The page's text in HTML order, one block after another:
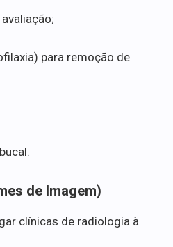
para remoção de
de Imagem)
clínicas de radiologia à